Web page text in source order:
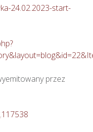
24.02.2023-start-
przez